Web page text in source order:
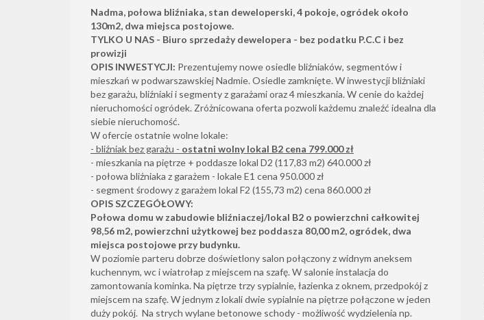
Nadma, połowa bliźniaka, stan deweloperski, 4 pokoje, ogródek około
130m2, dwa miejsca postojowe.
TYLKO U NAS - Biuro sprzedaży dewelopera - bez podatku P.C.C i bez
prowizji
OPIS INWESTYCJI: Prezentujemy nowe osiedle bliźniaków, segmentów i
mieszkań w podwarszawskiej Nadmie. Osiedle zamknięte. W inwestycji bliźniaki
bez garażu, bliźniaki i segmenty z garażami oraz 4 mieszkania. W cenie do każdej
nieruchomości ogródek. Zróżnicowana oferta pozwoli każdemu znaleźć idealna dla
siebie nieruchomość.
W ofercie ostatnie wolne lokale:
- bliźniak bez garażu - ostatni wolny lokal B2 cena 799.000 zł
- mieszkania na piętrze + poddasze lokal D2 (117,83 m2) 640.000 zł
- połowa bliźniaka z garażem - lokale E1 cena 950.000 zł
- segment środowy z garażem lokal F2 (155,73 m2) cena 860.000 zł
OPIS SZCZEGÓŁOWY:
Połowa domu w zabudowie bliźniaczej/lokal B2 o powierzchni całkowitej
98,56 m2, powierzchni użytkowej bez poddasza 80,00 m2, ogródek, dwa
miejsca postojowe przy budynku.
W poziomie parteru dobrze doświetlony salon połączony z widnym aneksem
kuchennym, wc i wiatrołap z miejscem na szafę. W salonie instalacja do
zamontowania kominka. Na piętrze trzy sypialnie, łazienka z oknem, przedpokój z
miejscem na szafę. W jednym z lokali dwie sypialnie na piętrze połączone w jeden
duży pokój. Na strych wylane betonowe schody - możliwość wydzielenia np.